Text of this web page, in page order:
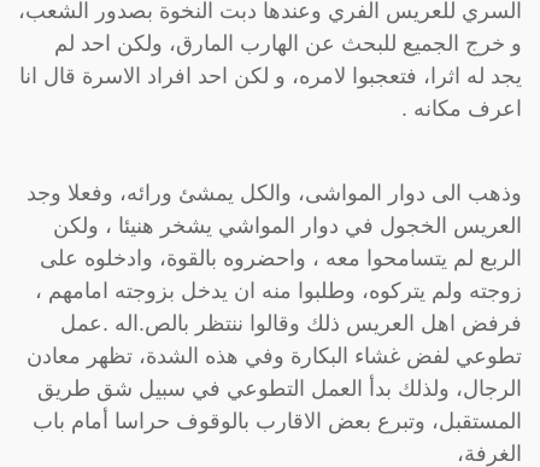
السري للعريس الفري وعندها دبت النخوة بصدور الشعب،
و خرج الجميع للبحث عن الهارب المارق، ولكن احد لم
يجد له اثرا، فتعجبوا لامره، و لكن احد افراد الاسرة قال انا
اعرف مكانه .
وذهب الى دوار المواشى، والكل يمشئ ورائه، وفعلا وجد
العريس الخجول في دوار المواشي يشخر هنيئا ، ولكن
الربع لم يتسامحوا معه ، واحضروه بالقوة، وادخلوه على
زوجته ولم يتركوه، وطلبوا منه ان يدخل بزوجته امامهم ،
فرفض اهل العريس ذلك وقالوا ننتظر بالص.اله .عمل
تطوعي لفض غشاء البكارة وفي هذه الشدة، تظهر معادن
الرجال، ولذلك بدأ العمل التطوعي في سبيل شق طريق
المستقبل، وتبرع بعض الاقارب بالوقوف حراسا أمام باب
الغرفة،